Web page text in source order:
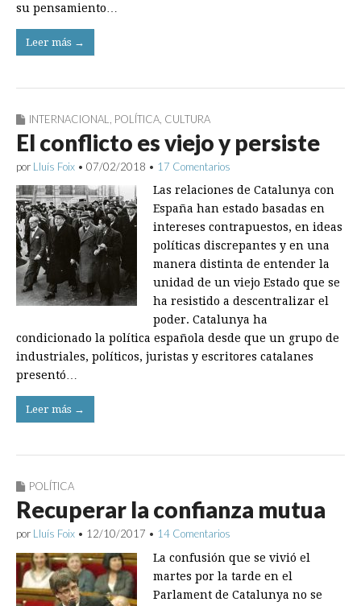
su pensamiento…
Leer más →
INTERNACIONAL POLÍTICA CULTURA
El conflicto es viejo y persiste
por Lluís Foix • 07/02/2018 • 17 Comentarios
Las relaciones de Catalunya con
España han estado basadas en
intereses contrapuestos, en ideas
políticas discrepantes y en una
manera distinta de entender la
unidad de un viejo Estado que se
ha resistido a descentralizar el
poder. Catalunya ha
condicionado la política española desde que un grupo de
industriales, políticos, juristas y escritores catalanes
presentó…
Leer más →
POLÍTICA
Recuperar la confianza mutua
por Lluís Foix • 12/10/2017 • 14 Comentarios
La confusión que se vivió el
martes por la tarde en el
Parlament de Catalunya no se